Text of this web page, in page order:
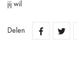
jij wil
Delen